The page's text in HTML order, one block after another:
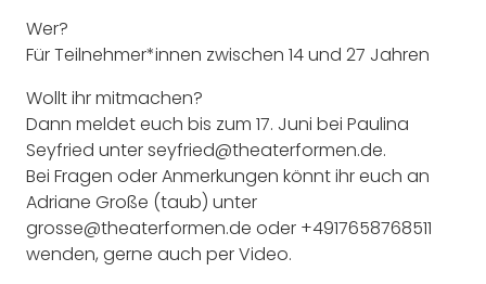
Wer?
Für Teilnehmer*innen zwischen 14 und 27 Jahren
Wollt ihr mitmachen?
Dann meldet euch bis zum 17. Juni bei Paulina
Seyfried unter seyfried@theaterformen.de.
Bei Fragen oder Anmerkungen könnt ihr euch an
Adriane Große (taub) unter
grosse@theaterformen.de oder +4917658768511
wenden, gerne auch per Video.